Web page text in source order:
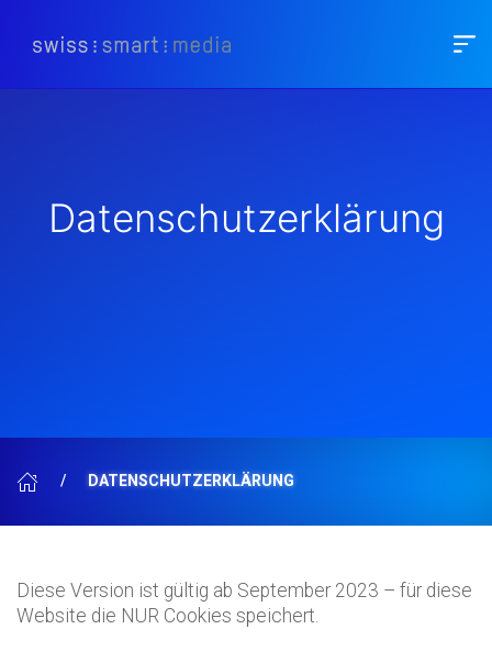
Datenschutzerklärung
DATENSCHUTZERKLÄRUNG
Diese Version ist gültig ab September 2023 – für diese
Website die NUR Cookies speichert.